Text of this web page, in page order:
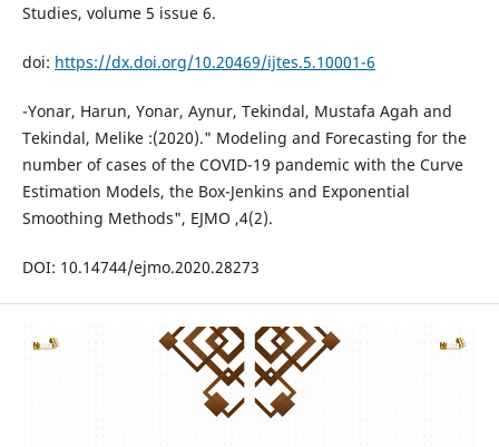
Studies, volume 5 issue 6.
doi: https://dx.doi.org/10.20469/ijtes.5.10001-6
-Yonar, Harun, Yonar, Aynur, Tekindal, Mustafa Agah and
Tekindal, Melike :(2020)." Modeling and Forecasting for the
number of cases of the COVID-19 pandemic with the Curve
Estimation Models, the Box-Jenkins and Exponential
Smoothing Methods", EJMO ,4(2).
DOI: 10.14744/ejmo.2020.28273